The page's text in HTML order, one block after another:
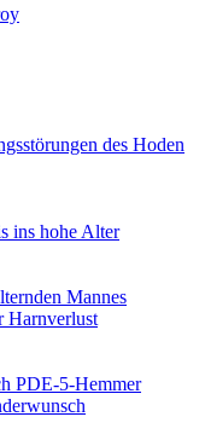
des Hoden
ins hohe Alter
Mannes
Harnverlust
PDE-5-Hemmer